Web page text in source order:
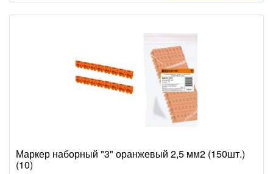
Маркер наборный "3" оранжевый 2,5 мм2 (150шт.)
(10)